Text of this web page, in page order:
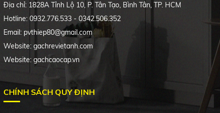
Địa chỉ: 1828A Tỉnh Lộ 10, P. Tân Tạo, Bình Tân, TP. HCM
Hotline: 0932.776.533 - 0342.506.352
Email: pvthiep80@gmail.com
Website: gachrevietanh.com
Website: gachcaocap.vn
CHÍNH SÁCH QUY ĐỊNH